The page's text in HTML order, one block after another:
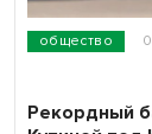
общество
Рекордный